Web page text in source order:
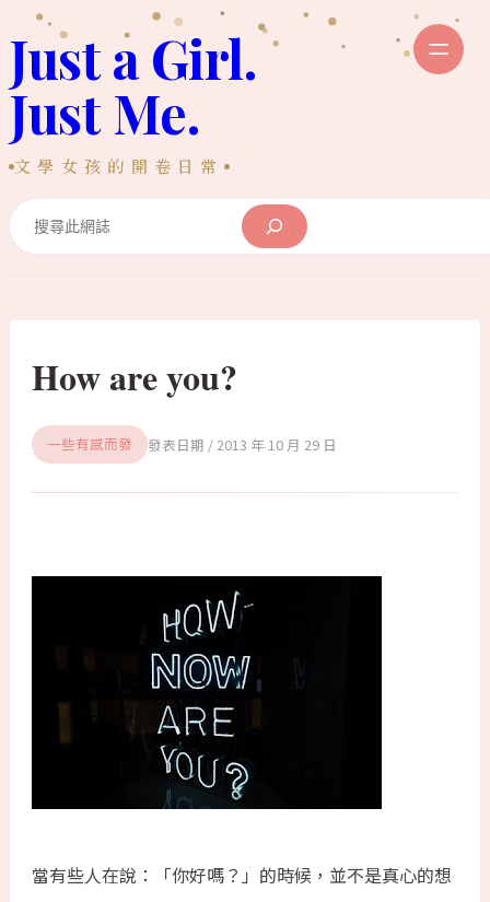
至
主
內
容
Just a Girl.
Just Me.
文學女孩的開卷日常
How are you?
一些有感而發 2013 年 10 月 29 日
當有些人在說：「你好嗎？」的時候，並不是真心的想